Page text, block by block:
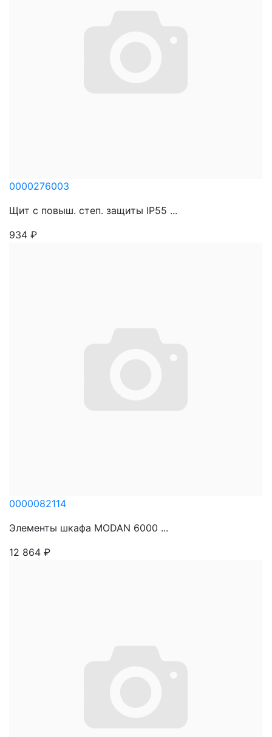
0000276003
Щит с повыш. степ. защиты IP55 ...
934 ₽
0000082114
Элементы шкафа MODAN 6000 ...
12 864 ₽